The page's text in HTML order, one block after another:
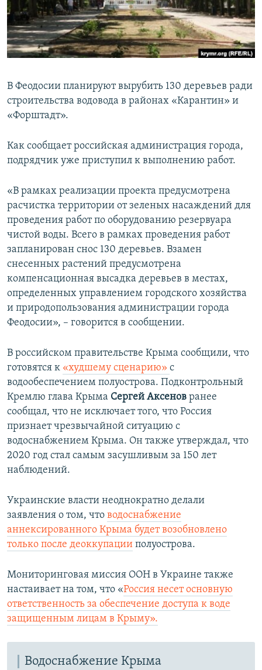
ПОБЕДИТЕЛЕЙ НЕ СУДЯТ?
КРЫМ.НЕПОКОРЕННЫЙ
ELIFBE
ПРИСОЕДИНЯЙТЕСЬ!
Все сайты RFE/RL
В Феодосии планируют вырубить 130 деревьев ради
строительства водовода в районах «Карантин» и
«Форштадт».
Как сообщает российская администрация города,
подрядчик уже приступил к выполнению работ.
«В рамках реализации проекта предусмотрена
расчистка территории от зеленых насаждений для
проведения работ по оборудованию резервуара
чистой воды. Всего в рамках проведения работ
запланирован снос 130 деревьев. Взамен
снесенных растений предусмотрена
компенсационная высадка деревьев в местах,
определенных управлением городского хозяйства
и природопользования администрации города
Феодосии», – говорится в сообщении.
В российском правительстве Крыма сообщили, что
готовятся к «худшему сценарию» с
водообеспечением полуострова. Подконтрольный
Кремлю глава Крыма Сергей Аксенов ранее
сообщал, что не исключает того, что Россия
признает чрезвычайной ситуацию с
водоснабжением Крыма. Он также утверждал, что
2020 год стал самым засушливым за 150 лет
наблюдений.​
Украинские власти неоднократно делали
заявления о том, что водоснабжение
аннексированного Крыма будет возобновлено
только после деоккупации полуострова.
Мониторинговая миссия ООН в Украине также
настаивает на том, что «Россия несет основную
ответственность за обеспечение доступа к воде
защищенным лицам в Крыму».
Водоснабжение Крыма